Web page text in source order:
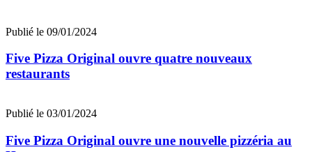
Publié le 09/01/2024
Five Pizza Original ouvre quatre nouveaux
restaurants
Publié le 03/01/2024
Five Pizza Original ouvre une nouvelle pizzéria au